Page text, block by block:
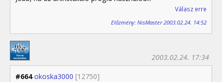
Válasz erre
Előzmény: NisMaster 2003.02.24. 14:52
#664 okoska3000 [12750]
2003.02.24. 17:34